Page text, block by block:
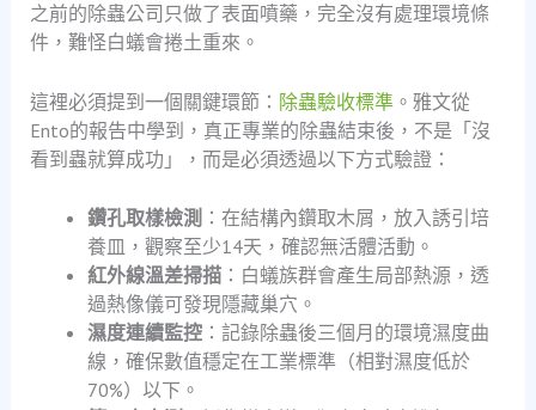
之前的除蟲公司只做了表面噴藥，完全沒有處理環境條
件，難怪白蟻會捲土重來。
這裡必須提到一個關鍵環節： 除蟲驗收標準。雅文從
Ento的報告中學到，真正專業的除蟲結束後，不是「沒
看到蟲就算成功」，而是必須透過以下方式驗證：
鑽孔取樣檢測 ：在結構內鑽取木屑，放入誘引培
養皿，觀察至少14天，確認無活體活動。
紅外線溫差掃描：白蟻族群會產生局部熱源，透
過熱像儀可發現隱藏巢穴。
濕度連續監控：記錄除蟲後三個月的環境濕度曲
線，確保數值穩定在工業標準（相對濕度低於
70%）以下。